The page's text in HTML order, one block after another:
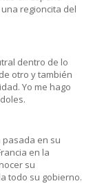
regioncita del
dentro de lo
otro y también
Yo me hago
en su
en la
su
todo su gobierno.